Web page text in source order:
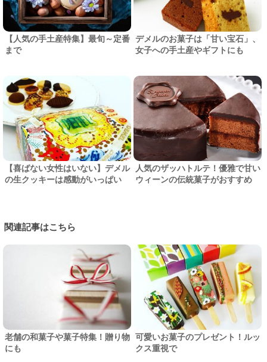
【人気の手土産特集】最旬～定番
まで
デメルのお菓子は「甘い宝石」、
女子への手土産やギフトにも
【喜ばない女性はいない】デメル
の生クッキーは感動がいっぱい
人気のザッハトルテ！優雅で甘い
ウィーンの伝統菓子がおすすめ
関連記事はこちら
老舗の和菓子や菓子特集！贈り物
にも
可愛いお菓子のプレゼント！ルッ
クス重視で